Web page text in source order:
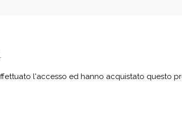
l'accesso ed hanno acquistato questo